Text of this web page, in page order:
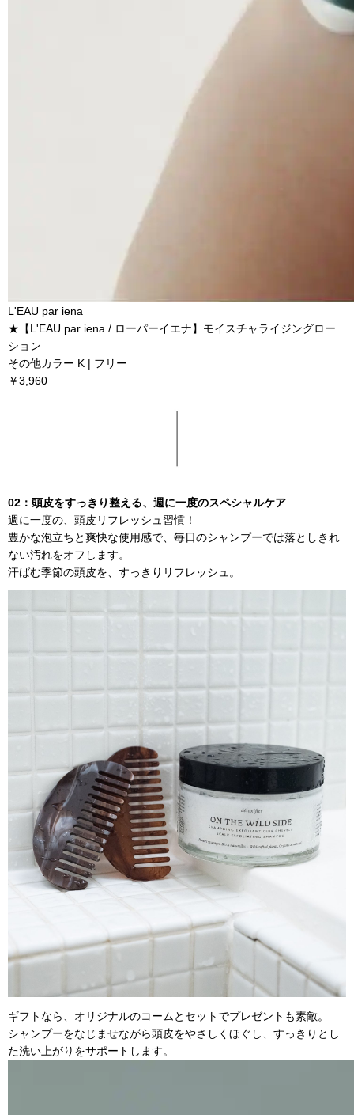
L'EAU par iena
★【L'EAU par iena / ローパーイエナ】モイスチャライジングロー
ション
その他カラー K | フリー
￥3,960
02： 頭皮をすっきり整える、週に一度のスペシャルケア
週に一度の、頭皮リフレッシュ習慣！
豊かな泡立ちと爽快な使用感で、毎日のシャンプーでは落としきれ
ない汚れをオフします。
汗ばむ季節の頭皮を、すっきりリフレッシュ。
ギフトなら、オリジナルのコームとセットでプレゼントも素敵。
シャンプーをなじませながら頭皮をやさしくほぐし、すっきりとし
た洗い上がりをサポートします。